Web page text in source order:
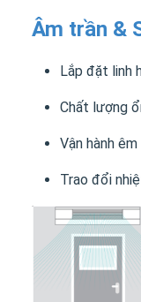
Âm trần &
Lắp đặt linh
Chất lượng
Vận hành êm
Trao đổi